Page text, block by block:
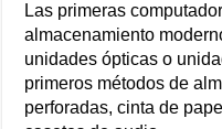
Las primeras
almacenamiento
unidades ópticas o
primeros métodos de
perforadas, cinta de